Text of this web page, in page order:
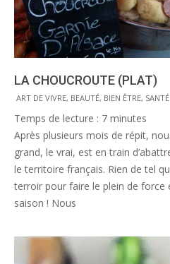
LA CHOUCROUTE (PLAT)
2016-
01-
25
ART DE VIVRE, BEAUTÉ, BIEN ÊTRE, SANTÉ
Temps de lecture : 7 minutes
Après plusieurs mois de répit,
grand, le vrai, est en train
le territoire français. Rien de tel
terroir pour faire le plein de force
saison ! Nous